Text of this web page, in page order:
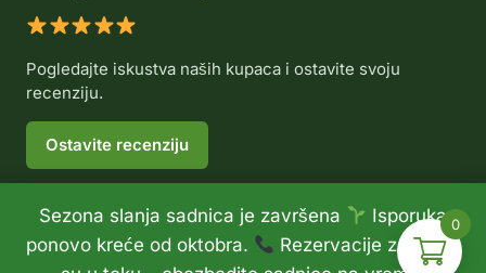
Sezona slanja sadnica je završena
Isporuka
ponovo kreće od oktobra.
Rezervacije za jesen
Pogledajte iskustva naših kupaca i ostavite svoju
recenziju.
Ostavite recenziju
© 2026 Rasadnik Voće Delux •Politika privatnosti•
Politika refundiranja
0